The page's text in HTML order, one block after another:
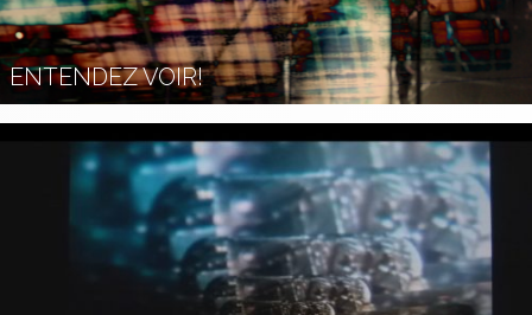
ENTENDEZ VOIR!